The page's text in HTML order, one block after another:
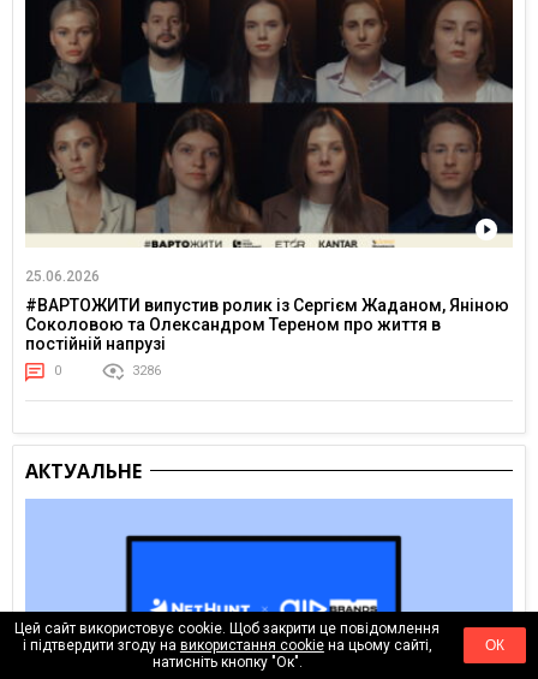
25.06.2026
#ВАРТОЖИТИ випустив ролик із Сергієм Жаданом, Яніною
Соколовою та Олександром Тереном про життя в
постійній напрузі
0 3286
АКТУАЛЬНЕ
Цей сайт використовує cookie. Щоб закрити це повідомлення
і підтвердити згоду на використання cookieна цьому сайті,
натисніть кнопку "Ок".
ОК